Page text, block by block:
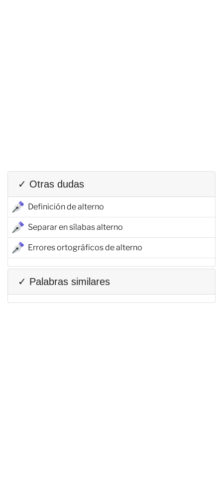
✓ Otras dudas
Definición de alterno
Separar en sílabas alterno
Errores ortográficos de alterno
✓ Palabras similares